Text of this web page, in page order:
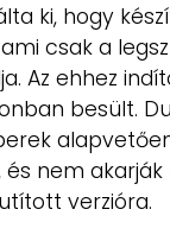
ki, hogy
csak a
Az ehhez
besült.
és nem
verzióra.